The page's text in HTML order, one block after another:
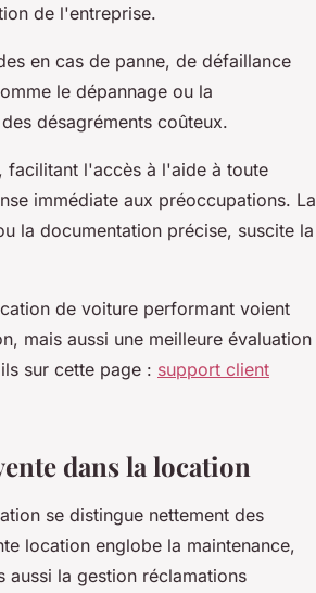
de l'entreprise.
en cas de panne, de défaillance
le dépannage ou la
désagréments coûteux.
facilitant l'accès à l'aide à toute
immédiate aux préoccupations. La
la documentation précise, suscite la
de voiture performant voient
mais aussi une meilleure évaluation
sur cette page : support client
dans la location
se distingue nettement des
location englobe la maintenance,
aussi la gestion réclamations